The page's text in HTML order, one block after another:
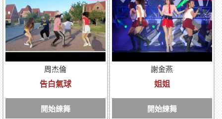
周杰倫
告白氣球
開始練舞
謝金燕
姐姐
開始練舞